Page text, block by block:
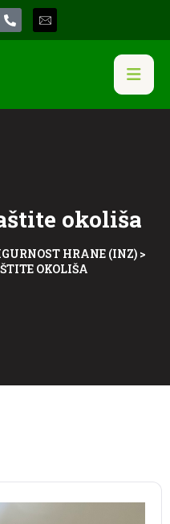
okoliša
HRANE (INZ)>
OKOLIŠA